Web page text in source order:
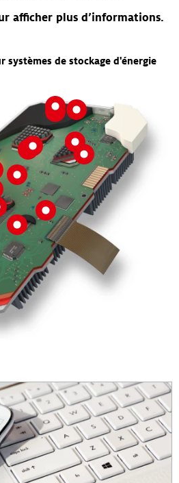
afficher plus d’informations.
systèmes de stockage d'énergie